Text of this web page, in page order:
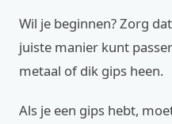
Wil je beginnen? Zorg
juiste manier kunt
metaal of dik gips heen.
Als je een gips hebt,